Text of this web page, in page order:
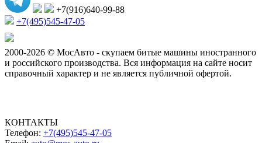
+7(916)640-99-88
+7(495)545-47-05
2000-2026 © МосАвто - скупаем битые машины иностранного
и российского производства. Вся информация на сайте носит
справочный характер и не является публичной офертой.
КОНТАКТЫ
Телефон: +7(495)545-47-05